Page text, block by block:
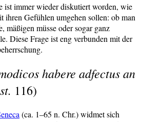
ist immer wieder diskutiert worden, wie
ihren Gefühlen umgehen sollen: ob man
mäßigen müsse oder sogar ganz
Diese Frage ist eng verbunden mit der
habere adfectus an
116)
(ca. 1–65 n. Chr.) widmet sich